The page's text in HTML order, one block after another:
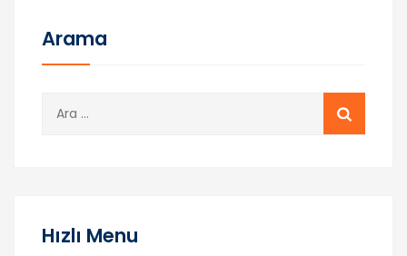
Arama
Hızlı Menu